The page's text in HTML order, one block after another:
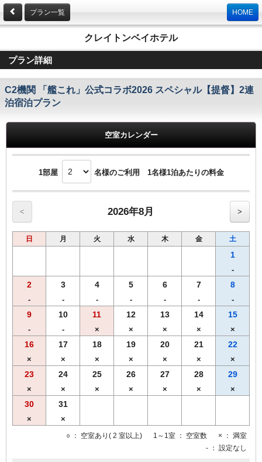
プラン一覧 HOME
クレイトンベイホテル
プラン詳細
C2機関 「艦これ」公式コラボ2026 スペシャル【提督】2連
泊宿泊プラン
空室カレンダー
1部屋 名様のご利用 1名様1泊あたりの料金
< 2026年8月 >
日 月 火 水 木 金 土
1
-
2
-
3
-
4
-
5
-
6
-
7
-
8
-
9
-
10
-
11
×
12
×
13
×
14
×
15
×
16
×
17
×
18
×
19
×
20
×
21
×
22
×
23
×
24
×
25
×
26
×
27
×
28
×
29
×
30
×
31
×
○ ： 空室あり( 2 室以上) 1～1室 ： 空室数 × ： 満室
- ： 設定なし